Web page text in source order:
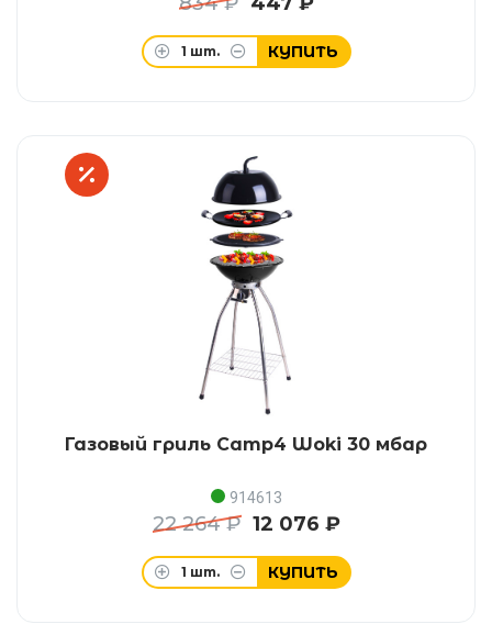
1 шт. КУПИТЬ
Газовый гриль Camp4 Woki 30 мбар
914613
22 264 ₽ 12 076 ₽
1 шт. КУПИТЬ